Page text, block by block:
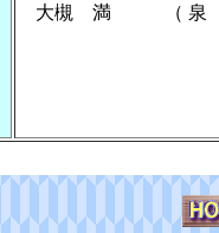
大槻 満
（ 泉